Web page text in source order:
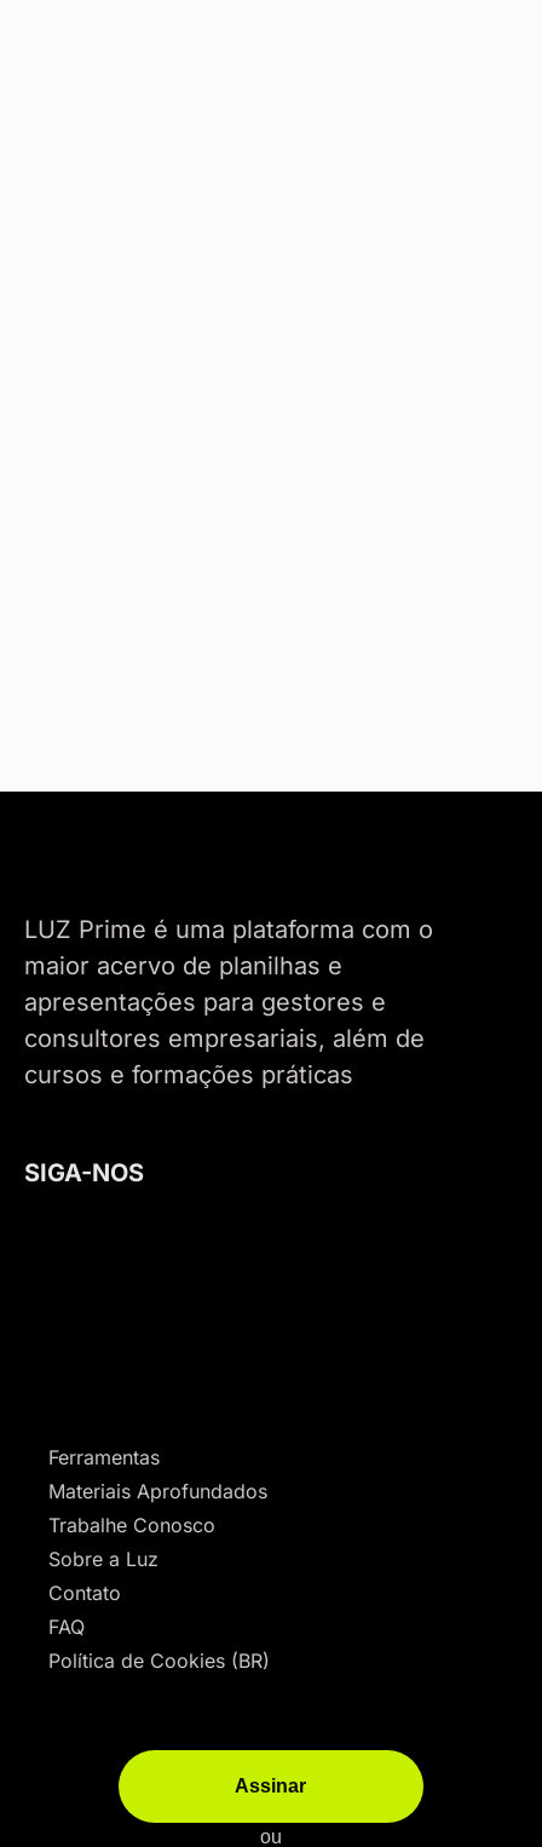
LUZ Prime é uma plataforma com o
maior acervo de planilhas e
apresentações para gestores e
consultores empresariais, além de
cursos e formações práticas
SIGA-NOS
Ferramentas
Materiais Aprofundados
Trabalhe Conosco
Sobre a Luz
Contato
FAQ
Política de Cookies (BR)
Assinar
ou